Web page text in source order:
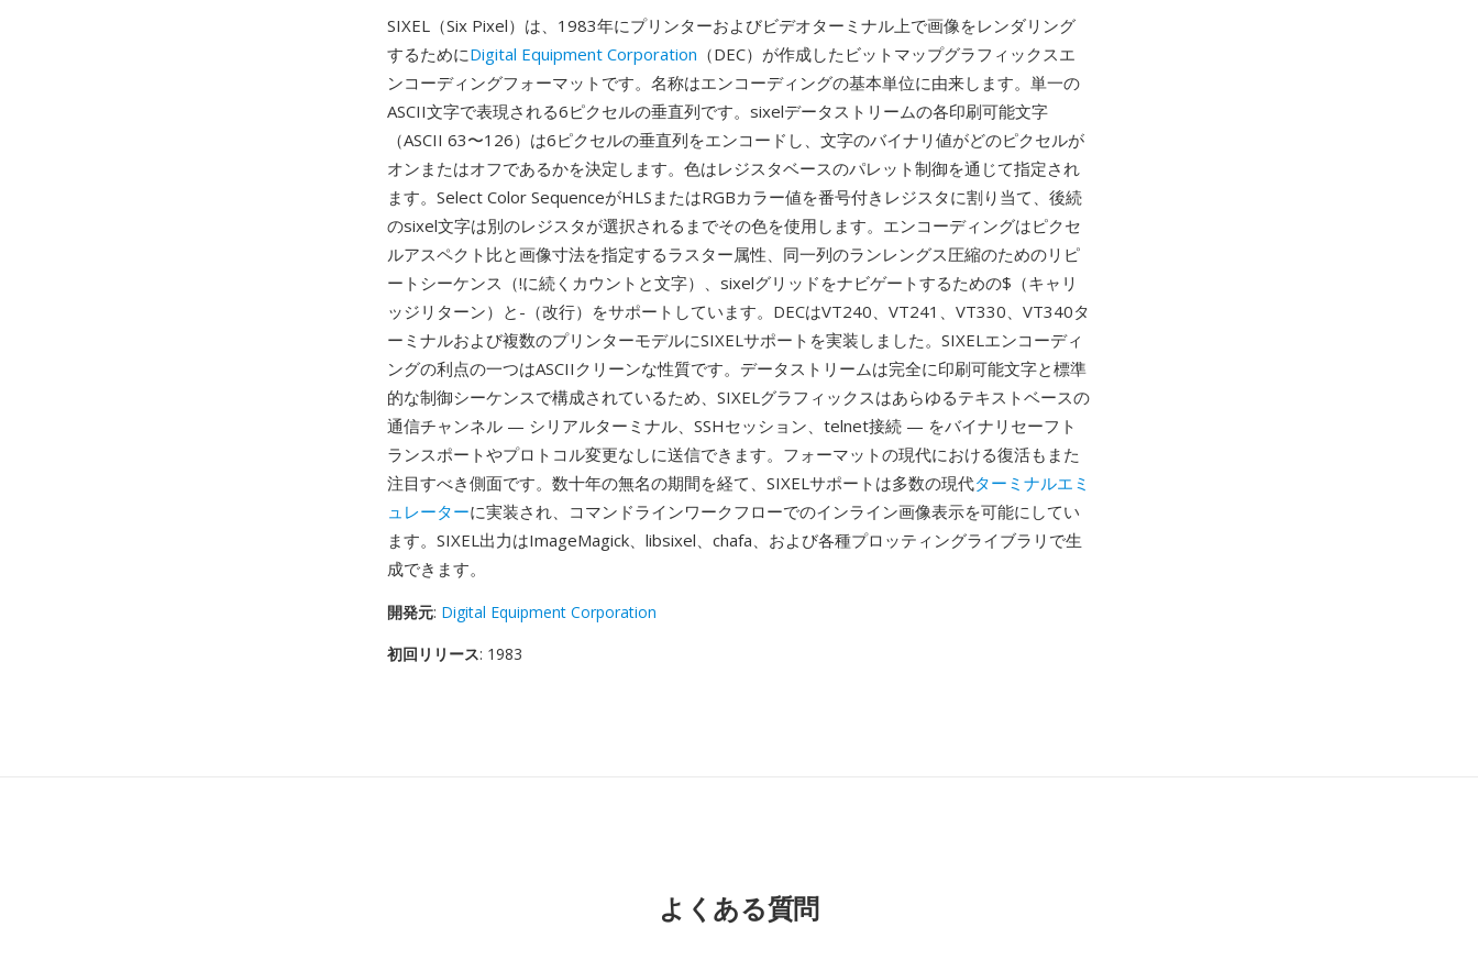
SIXEL（Six Pixel）は、1983年にプリンターおよびビデオターミナル上で画像をレンダリング
するためにDigital Equipment Corporation （DEC）が作成したビットマップグラフィックスエ
ンコーディングフォーマットです。名称はエンコーディングの基本単位に由来します。単一の
ASCII文字で表現される6ピクセルの垂直列です。sixelデータストリームの各印刷可能文字
（ASCII 63〜126）は6ピクセルの垂直列をエンコードし、文字のバイナリ値がどのピクセルが
オンまたはオフであるかを決定します。色はレジスタベースのパレット制御を通じて指定され
ます。Select Color SequenceがHLSまたはRGBカラー値を番号付きレジスタに割り当て、後続
のsixel文字は別のレジスタが選択されるまでその色を使用します。エンコーディングはピクセ
ルアスペクト比と画像寸法を指定するラスター属性、同一列のランレングス圧縮のためのリピ
ートシーケンス（!に続くカウントと文字）、sixelグリッドをナビゲートするための$（キャリ
ッジリターン）と-（改行）をサポートしています。DECはVT240、VT241、VT330、VT340タ
ーミナルおよび複数のプリンターモデルにSIXELサポートを実装しました。SIXELエンコーディ
ングの利点の一つはASCIIクリーンな性質です。データストリームは完全に印刷可能文字と標準
的な制御シーケンスで構成されているため、SIXELグラフィックスはあらゆるテキストベースの
通信チャンネル — シリアルターミナル、SSHセッション、telnet接続 — をバイナリセーフト
ランスポートやプロトコル変更なしに送信できます。フォーマットの現代における復活もまた
注目すべき側面です。数十年の無名の期間を経て、SIXELサポートは多数の現代ターミナルエミ
ュレーターに実装され、コマンドラインワークフローでのインライン画像表示を可能にしてい
ます。SIXEL出力はImageMagick、libsixel、chafa、および各種プロッティングライブラリで生
成できます。
開発元: Digital Equipment Corporation
初回リリース: 1983
よくある質問